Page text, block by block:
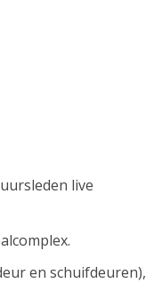
live
en schuifdeuren),